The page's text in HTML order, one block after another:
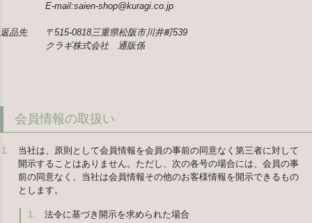
E-mail:saien-shop@kuragi.co.jp
返品先 〒515-0818三重県松阪市川井町539
クラギ株式会社 通販係
会員情報の取扱い
当社は、原則として会員情報を会員の事前の同意なく第三者に対して
開示することはありません。ただし、次の各号の場合には、会員の事
前の同意なく、当社は会員情報その他のお客様情報を開示できるもの
とします。
法令に基づき開示を求められた場合